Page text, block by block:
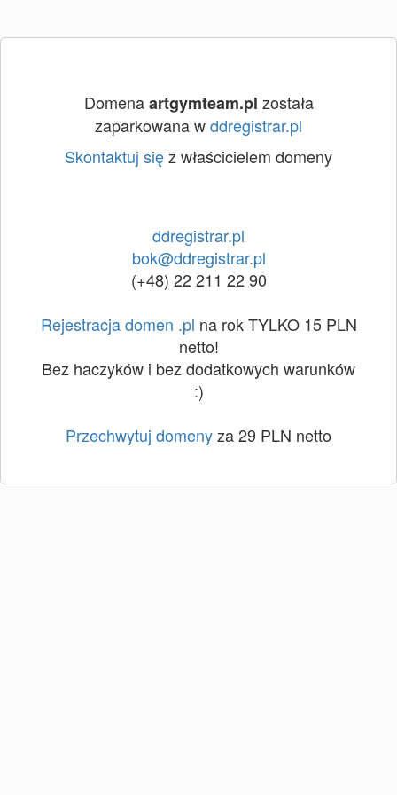
Domenaartgymteam.pl została
zaparkowana wddregistrar.pl
Skontaktuj sięz właścicielem domeny
ddregistrar.pl
bok@ddregistrar.pl
(+48) 22 211 22 90
Rejestracja domen .pl na rok TYLKO 15 PLN
netto!
Bez haczyków i bez dodatkowych warunków
:)
Przechwytuj domenyza 29 PLN netto